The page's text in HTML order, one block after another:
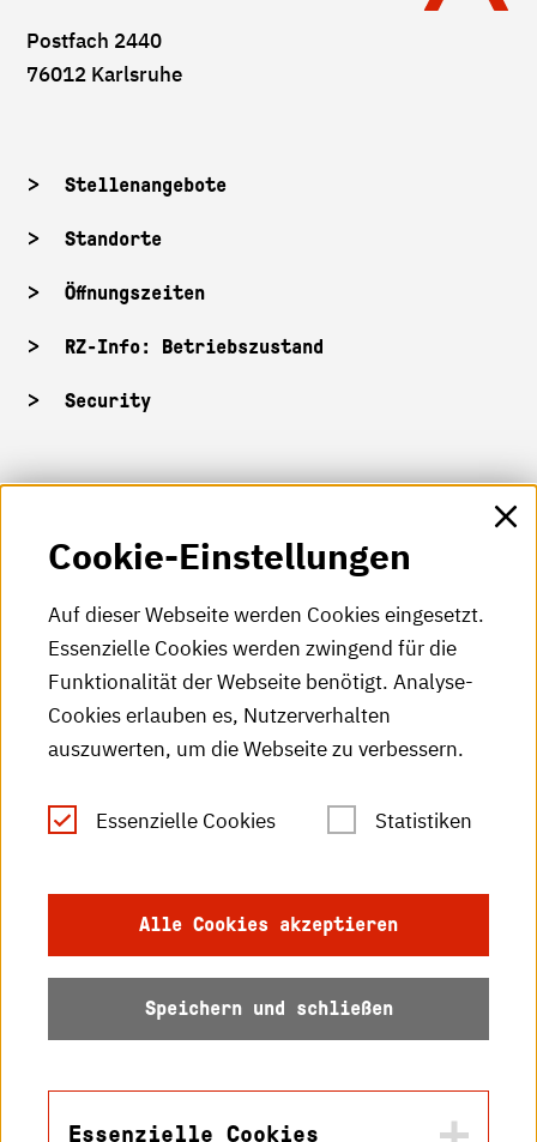
Postfach 2440
76012 Karlsruhe
Stellenangebote
Standorte
Öffnungszeiten
RZ-Info: Betriebszustand
Security
HKA-Shop
HKA-Videos
HKA-Podcast
HKA-Publikationen
RSS-Feed
Leichte Sprache
Datenschutz
Barrierefreiheit
Cookie-Einstellungen
Auf dieser Webseite werden Cookies eingesetzt.
Essenzielle Cookies werden zwingend für die
Funktionalität der Webseite benötigt. Analyse-
Cookies erlauben es, Nutzerverhalten
auszuwerten, um die Webseite zu verbessern.
Essenzielle Cookies Statistiken
Alle Cookies akzeptieren
Speichern und schließen
Essenzielle Cookies